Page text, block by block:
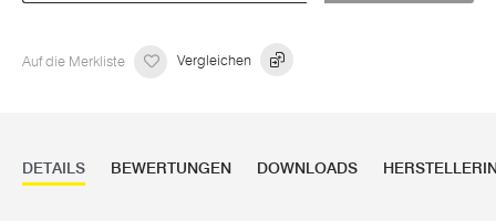
Auf die Merkliste Vergleichen
DETAILS BEWERTUNGEN DOWNLOADS